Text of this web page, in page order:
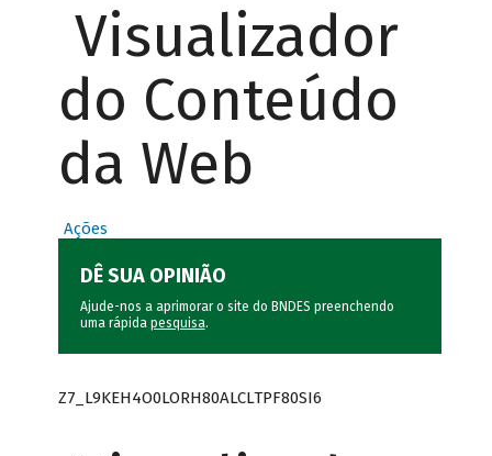
Visualizador
do Conteúdo
da Web
Ações
DÊ SUA OPINIÃO
Ajude-nos a aprimorar o site do BNDES preenchendo
uma rápida pesquisa.
Z7_L9KEH4O0LORH80ALCLTPF80SI6